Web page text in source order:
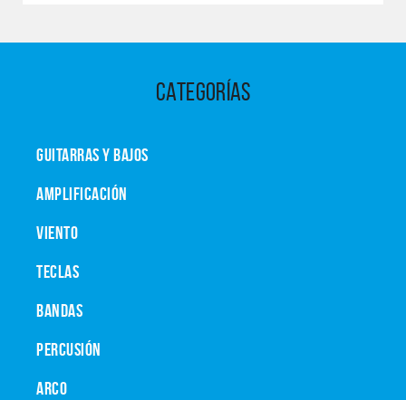
CATEGORÍAS
GUITARRAS Y BAJOS
AMPLIFICACIÓN
VIENTO
TECLAS
BANDAS
PERCUSIÓN
ARCO